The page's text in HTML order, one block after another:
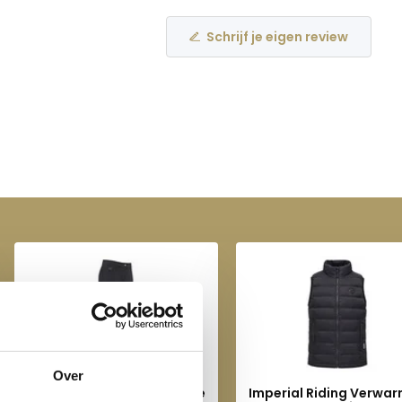
Over
Schrijf je eigen review
Imperial Riding Verwarmde
Imperial Riding